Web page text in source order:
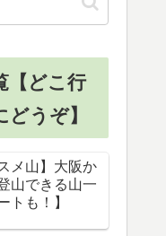
【どこ行
うぞ】
メ山】大阪か
山できる山一
トも！】